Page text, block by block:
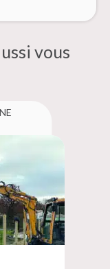
vous